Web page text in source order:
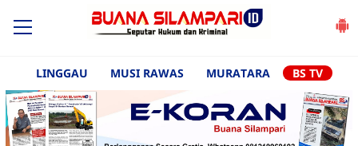
LINGGAU MUSI RAWAS MURATARA BS TV